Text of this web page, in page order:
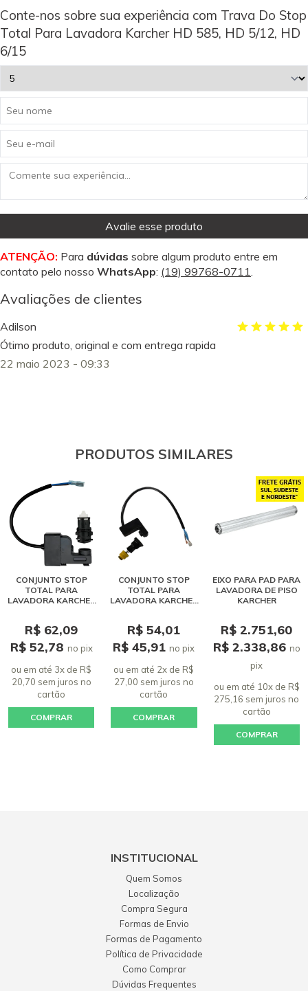
Conte-nos sobre sua experiência com Trava Do Stop
Total Para Lavadora Karcher HD 585, HD 5/12, HD
6/15
Avalie esse produto
ATENÇÃO: Para dúvidas sobre algum produto entre em
contato pelo nosso WhatsApp: (19) 99768-0711.
Avaliações de clientes
Adilson
Ótimo produto, original e com entrega rapida
22 maio 2023 - 09:33
PRODUTOS SIMILARES
CONJUNTO STOP
TOTAL PARA
LAVADORA KARCHER
R$ 62,09
R$ 52,78 no pix
ou em até 3x de R$
20,70 sem juros no
cartão
COMPRAR
CONJUNTO STOP
TOTAL PARA
LAVADORA KARCHER
R$ 54,01
R$ 45,91no pix
ou em até 2x de R$
27,00 sem juros no
cartão
COMPRAR
EIXO PARA PAD PARA
LAVADORA DE PISO
KARCHER
R$ 2.751,60
R$ 2.338,86 no
pix
ou em até 10x de R$
275,16 sem jurosno
cartão
COMPRAR
INSTITUCIONAL
Quem Somos
Localização
Compra Segura
Formas de Envio
Formas de Pagamento
Política de Privacidade
Como Comprar
Dúvidas Frequentes